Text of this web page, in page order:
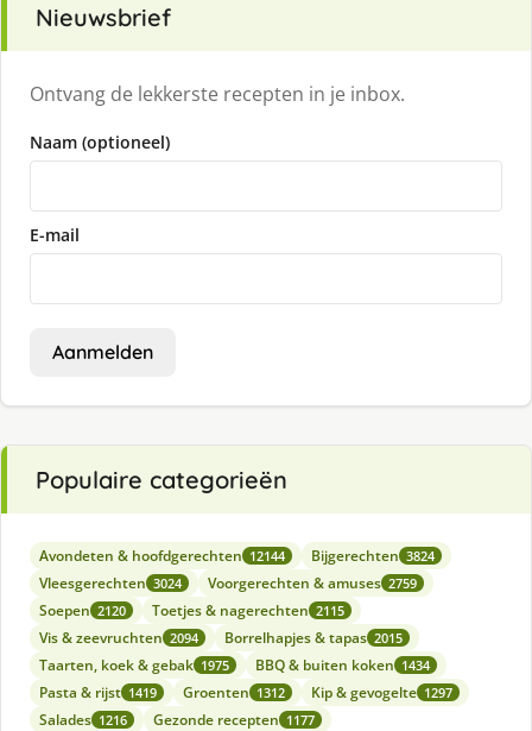
Nieuwsbrief
Ontvang de lekkerste recepten in je inbox.
Naam (optioneel)
E-mail
Aanmelden
Populaire categorieën
Avondeten & hoofdgerechten 12144 Bijgerechten 3824
Vleesgerechten 3024 Voorgerechten & amuses 2759
Soepen 2120 Toetjes & nagerechten 2115
Vis & zeevruchten 2094 Borrelhapjes & tapas 2015
Taarten, koek & gebak 1975 BBQ & buiten koken 1434
Pasta & rijst 1419 Groenten 1312 Kip & gevogelte 1297
Salades 1216 Gezonde recepten 1177